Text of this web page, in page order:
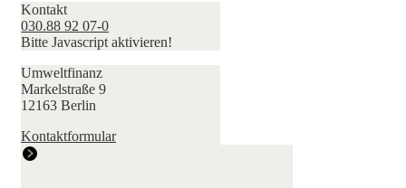
Kontakt
030.88 92 07-0
Bitte Javascript aktivieren!
Umweltfinanz
Markelstraße 9
12163 Berlin
Kontaktformular